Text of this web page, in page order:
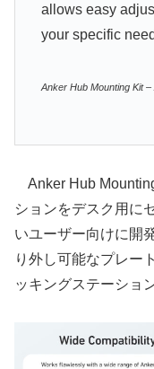
allows easy
your specific
Anker Hub Mounting Kit
Anker Hub
ションをデスク用に
いユーザー向けに開
り外し可能なプレー
ッキングステーショ